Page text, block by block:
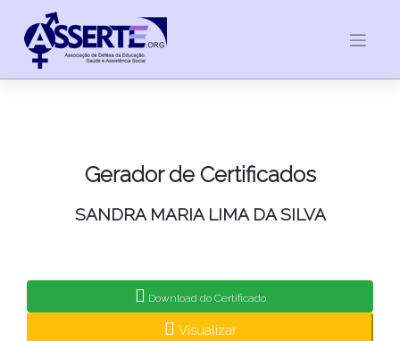
content
Gerador de Certificados
SANDRA MARIA LIMA DA SILVA
Download do Certificado
Visualizar